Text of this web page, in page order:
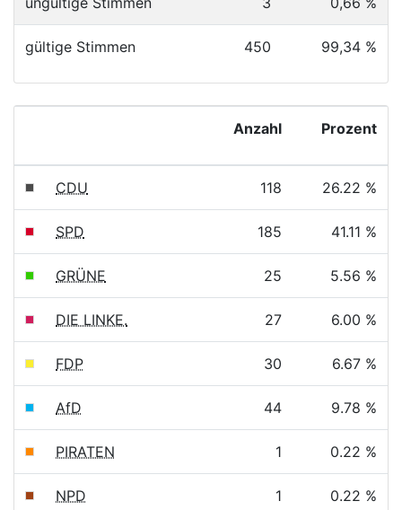
gültige Stimmen 450 99,34 %
Anzahl Prozent
CDU 118 26.22 %
SPD 185 41.11 %
GRÜNE 25 5.56 %
DIE LINKE. 27 6.00 %
FDP 30 6.67 %
AfD 44 9.78 %
PIRATEN 1 0.22 %
NPD 1 0.22 %